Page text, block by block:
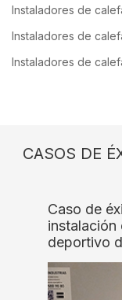
Instaladores de
Instaladores de
Instaladores de
CASOS DE
Caso de
instalación
deportivo